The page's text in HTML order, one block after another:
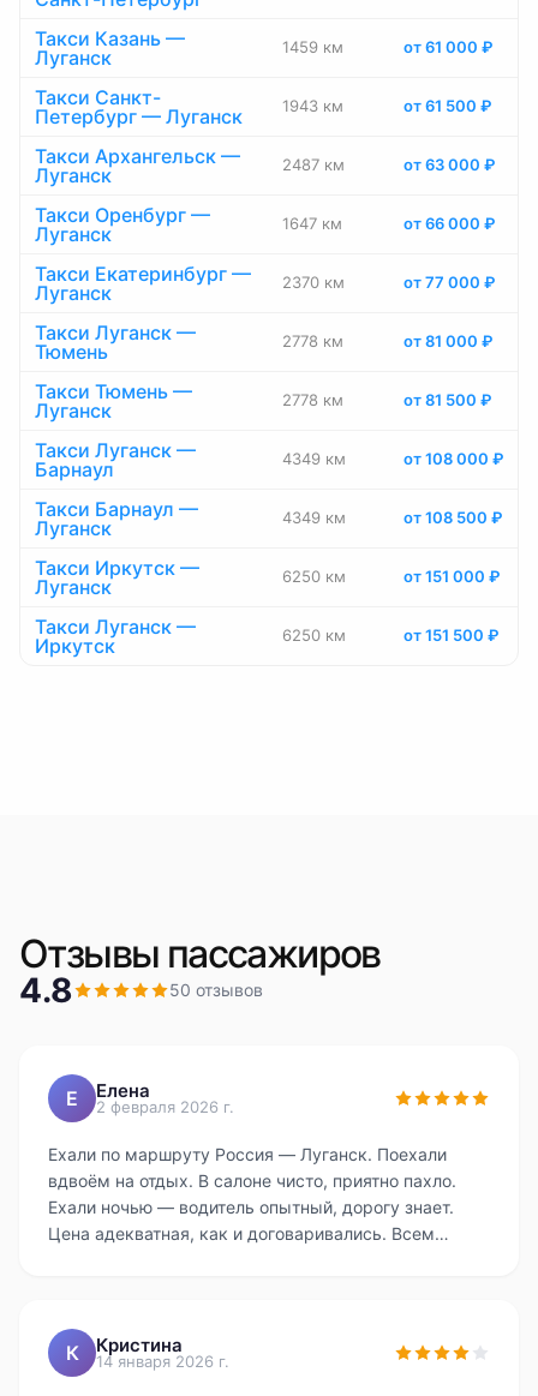
Такси Казань —
Луганск
1459 км от 61 000 ₽
Такси Санкт-
Петербург — Луганск
1943 км от 61 500 ₽
Такси Архангельск —
Луганск
2487 км от 63 000 ₽
Такси Оренбург —
Луганск
1647 км от 66 000 ₽
Такси Екатеринбург —
Луганск
2370 км от 77 000 ₽
Такси Луганск —
Тюмень
2778 км от 81 000 ₽
Такси Тюмень —
Луганск
2778 км от 81 500 ₽
Такси Луганск —
Барнаул
4349 км от 108 000 ₽
Такси Барнаул —
Луганск
4349 км от 108 500 ₽
Такси Иркутск —
Луганск
6250 км от 151 000 ₽
Такси Луганск —
Иркутск
6250 км от 151 500 ₽
Отзывы пассажиров
4.8 50 отзывов
Е Елена
2 февраля 2026 г.
Ехали по маршруту Россия — Луганск. Поехали
вдвоём на отдых. В салоне чисто, приятно пахло.
Ехали ночью — водитель опытный, дорогу знает.
Цена адекватная, как и договаривались. Всем
К Кристина
14 января 2026 г.